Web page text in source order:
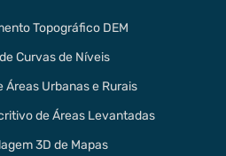
Topográfico DEM
Curvas de Níveis
Áreas Urbanas e Rurais
de Áreas Levantadas
3D de Mapas